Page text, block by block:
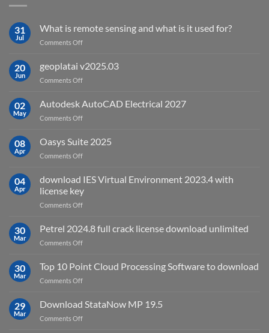
31
Jul
What is remote sensing and what is it used for?
Comments Offon
is
remote
sensing
what
for?
20
Jun
geoplatai v2025.03
Comments Offon
v2025.03
02
May
Autodesk AutoCAD Electrical 2027
Comments Offon
AutoCAD
Electrical
2027
08
Apr
Oasys Suite 2025
Comments Offon
Suite
2025
04
Apr
download IES Virtual Environment 2023.4 with
license key
Comments Offon
IES
Virtual
Environment
with
30
Mar
Petrel 2024.8 full crack license download unlimited
Comments Offon
2024.8
full
crack
download
30
Mar
Top 10 Point Cloud Processing Software to download
Comments Offon
10
Point
Cloud
29
Mar
Download StataNow MP 19.5
Comments Offon